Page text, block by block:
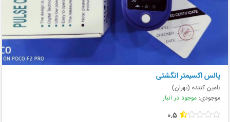
پالس اکسیمتر انگشتی
تامین کننده (تهران)
موجودی: موجود در انبار
0.5